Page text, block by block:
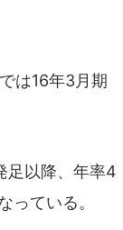
は16年3月期
足以降、年率4
っている。